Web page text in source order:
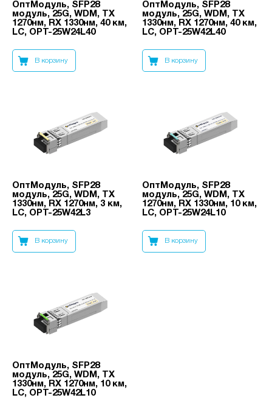
ОптМодуль, SFP28
модуль, 25G, WDM, TX
1270нм, RX 1330нм, 40 км,
LC, OPT-25W24L40
В корзину
ОптМодуль, SFP28
модуль, 25G, WDM, TX
1330нм, RX 1270нм, 40 км,
LC, OPT-25W42L40
В корзину
ОптМодуль, SFP28
модуль, 25G, WDM, TX
1330нм, RX 1270нм, 3 км,
LC, OPT-25W42L3
В корзину
ОптМодуль, SFP28
модуль, 25G, WDM, TX
1270нм, RX 1330нм, 10 км,
LC, OPT-25W24L10
В корзину
ОптМодуль, SFP28
модуль, 25G, WDM, TX
1330нм, RX 1270нм, 10 км,
LC, OPT-25W42L10